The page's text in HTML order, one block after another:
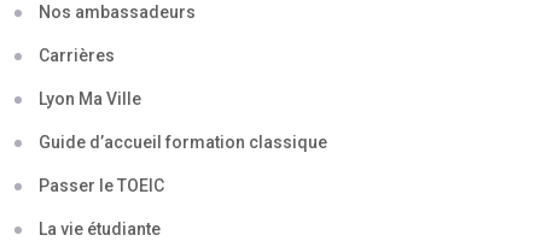
Nos ambassadeurs
Carrières
Lyon Ma Ville
Guide d’accueil formation classique
Passer le TOEIC
La vie étudiante